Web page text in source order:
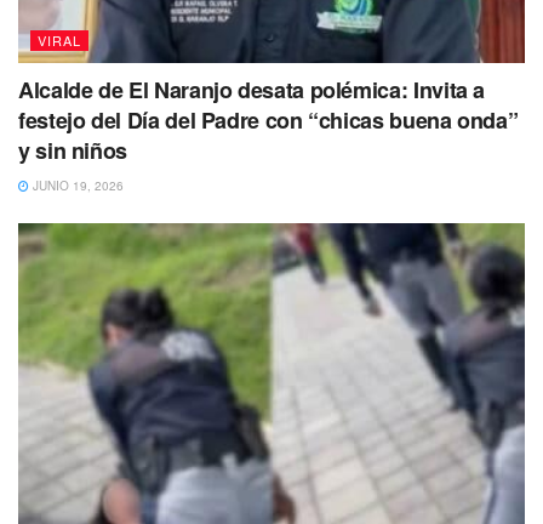
VIRAL
Alcalde de El Naranjo desata polémica: Invita a
festejo del Día del Padre con “chicas buena onda”
y sin niños
JUNIO 19, 2026